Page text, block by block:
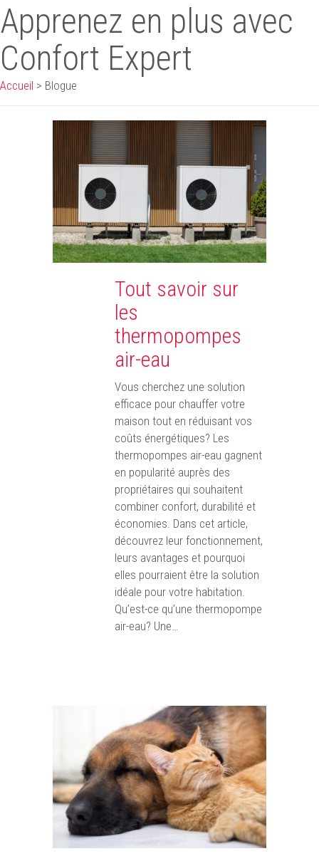
Apprenez en plus avec
Confort Expert
Accueil > Blogue
Tout savoir sur
les
thermopompes
air-eau
Vous cherchez une solution
efficace pour chauffer votre
maison tout en réduisant vos
coûts énergétiques? Les
thermopompes air-eau gagnent
en popularité auprès des
propriétaires qui souhaitent
combiner confort, durabilité et
économies. Dans cet article,
découvrez leur fonctionnement,
leurs avantages et pourquoi
elles pourraient être la solution
idéale pour votre habitation.
Qu’est-ce qu’une thermopompe
air-eau? Une…